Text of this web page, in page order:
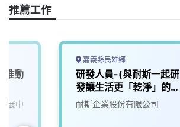
o
k
n
k
推薦工作
推動
展中
嘉義縣民雄鄉
研發人員-(與耐斯一起研
發讓生活更「乾淨」的未
來)2
耐斯企業股份有限公司